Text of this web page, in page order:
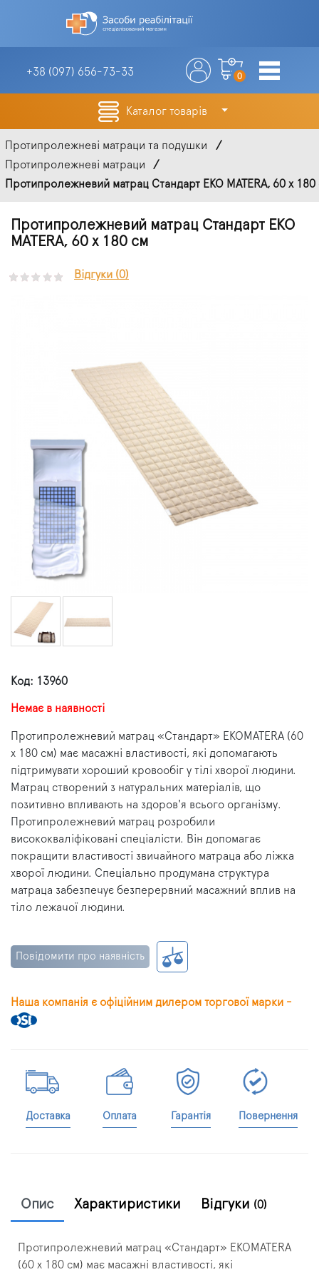
+38 (097) 656-73-33 0
Каталог товарів
Протипролежневі матраци та подушки
Протипролежневі матраци
Протипролежневий матрац Стандарт EKO MATERA, 60 х 180
Протипролежневий матрац Стандарт EKO
MATERA, 60 х 180 см
Відгуки (0)
Код: 13960
Немає в наявності
Протипролежневий матрац «Стандарт» EKOMATERA (60
х 180 см) має масажні властивості, які допомагають
підтримувати хороший кровообіг у тілі хворої людини.
Матрац створений з натуральних матеріалів, що
позитивно впливають на здоров'я всього організму.
Протипролежневий матрац розробили
висококваліфіковані спеціалісти. Він допомагає
покращити властивості звичайного матраца або ліжка
хворої людини. Спеціально продумана структура
матраца забезпечує безперервний масажний вплив на
тіло лежачої людини.
Повідомити про наявність
Наша компанія є офіційним дилером торгової марки -
Доставка Оплата Гарантія Повернення
Опис Характиристики Відгуки (0)
Протипролежневий матрац «Стандарт» EKOMATERA
(60 х 180 см) має масажні властивості, які